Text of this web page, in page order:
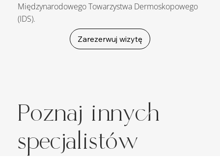
Międzynarodowego Towarzystwa Dermoskopowego
(IDS).
Zarezerwuj wizytę
Poznaj innych
specjalistów